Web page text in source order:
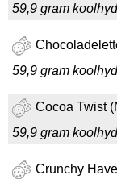
59,9 gram
59,9 gram
Cocoa Twist
59,9 gram
Crunchy